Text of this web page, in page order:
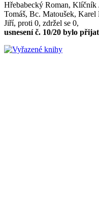
Hřebabecký Roman, Klíčník
Tomáš, Bc. Matoušek, Karel
Jiří, proti 0, zdržel se 0,
usnesení č. 10/20 bylo